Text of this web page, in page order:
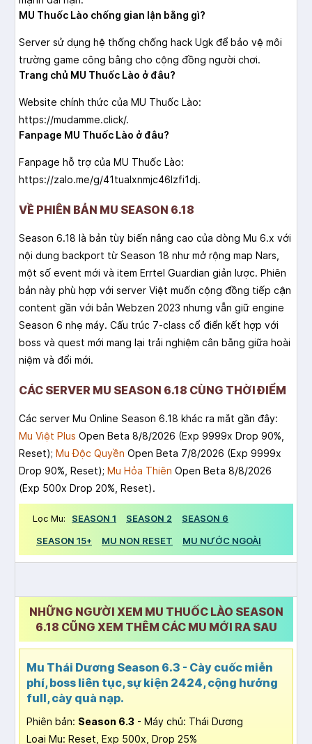
MU Thuốc Lào chống gian lận bằng gì?
Server sử dụng hệ thống chống hack Ugk để bảo vệ môi
trường game công bằng cho cộng đồng người chơi.
Trang chủ MU Thuốc Lào ở đâu?
Website chính thức của MU Thuốc Lào:
https://mudamme.click/.
Fanpage MU Thuốc Lào ở đâu?
Fanpage hỗ trợ của MU Thuốc Lào:
https://zalo.me/g/41tualxnmjc46lzfi1dj.
VỀ PHIÊN BẢN MU SEASON 6.18
Season 6.18 là bản tùy biến nâng cao của dòng Mu 6.x với
nội dung backport từ Season 18 như mở rộng map Nars,
một số event mới và item Errtel Guardian giản lược. Phiên
bản này phù hợp với server Việt muốn cộng đồng tiếp cận
content gần với bản Webzen 2023 nhưng vẫn giữ engine
Season 6 nhẹ máy. Cấu trúc 7-class cổ điển kết hợp với
boss và quest mới mang lại trải nghiệm cân bằng giữa hoài
niệm và đổi mới.
CÁC SERVER MU SEASON 6.18 CÙNG THỜI ĐIỂM
Các server Mu Online Season 6.18 khác ra mắt gần đây:
Mu Việt Plus Open Beta 8/8/2026 (Exp 9999x Drop 90%,
Reset); Mu Độc Quyền Open Beta 7/8/2026 (Exp 9999x
Drop 90%, Reset); Mu Hỏa Thiên Open Beta 8/8/2026
(Exp 500x Drop 20%, Reset).
Lọc Mu: SEASON 1 SEASON 2
SEASON 6
SEASON 15+
MU NON RESET MU NƯỚC NGOÀI
NHỮNG NGƯỜI XEM MU THUỐC LÀO SEASON
6.18 CŨNG XEM THÊM CÁC MU MỚI RA SAU
Mu Thái Dương Season 6.3 - Cày cuốc miễn
phí, boss liên tục, sự kiện 2424, cộng hưởng
full, cày quà nạp.
Phiên bản: Season 6.3 - Máy chủ: Thái Dương
Loại Mu: Reset, Exp 500x, Drop 25%